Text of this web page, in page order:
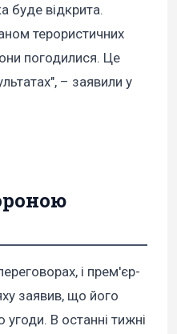
буде відкрита.
терористичних
погодилися. Це
– заявили у
і прем'єр-
заявив, що його
В останні тижні